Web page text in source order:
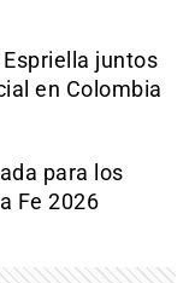
juntos
en Colombia
para los
Fe 2026